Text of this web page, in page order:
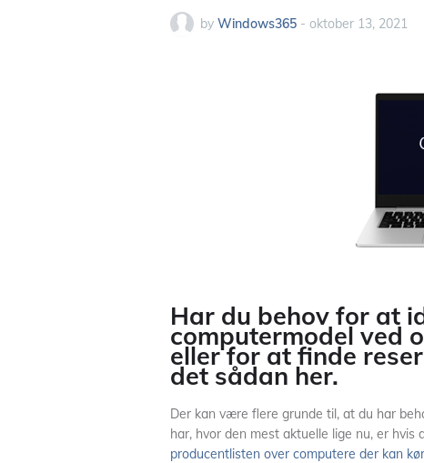
by Windows365 - oktober 13, 2021
Har du behov for at
computermodel ved
eller for at finde
det sådan her.
Der kan være flere grunde til, at du har
har, hvor den mest aktuelle lige nu, er
producentlisten over computere der kan